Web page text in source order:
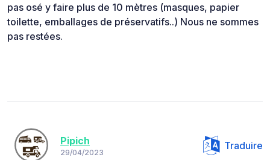
pas osé y faire plus de 10 mètres (masques, papier
toilette, emballages de préservatifs..) Nous ne sommes
pas restées.
Pipich
29/04/2023
Traduire